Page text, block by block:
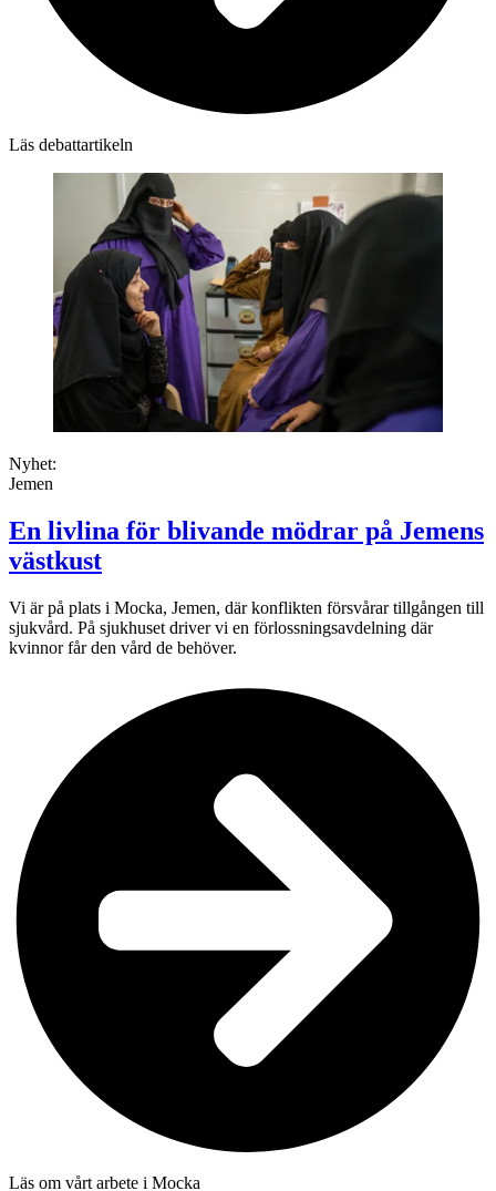
Läs debattartikeln
Nyhet:
Jemen
En livlina för blivande mödrar på Jemens
västkust
Vi är på plats i Mocka, Jemen, där konflikten försvårar tillgången till
sjukvård. På sjukhuset driver vi en förlossningsavdelning där
kvinnor får den vård de behöver.
Läs om vårt arbete i Mocka